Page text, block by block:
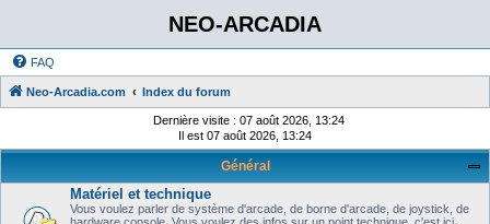
NEO-ARCADIA
FAQ
Neo-Arcadia.com Index du forum
Dernière visite : 07 août 2026, 13:24
Il est 07 août 2026, 13:24
Général
Matériel et technique
Vous voulez parler de système d'arcade, de borne d'arcade, de joystick, de